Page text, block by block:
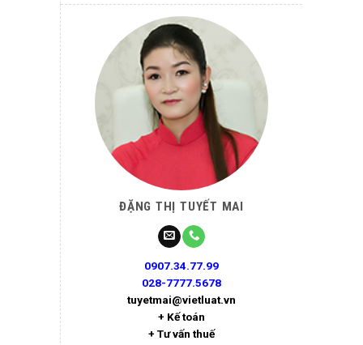
ĐẶNG THỊ TUYẾT MAI
0907.34.77.99
028-7777.5678
tuyetmai@vietluat.vn
+ Kế toán
+ Tư vấn thuế